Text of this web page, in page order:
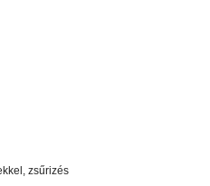
zsűrizés